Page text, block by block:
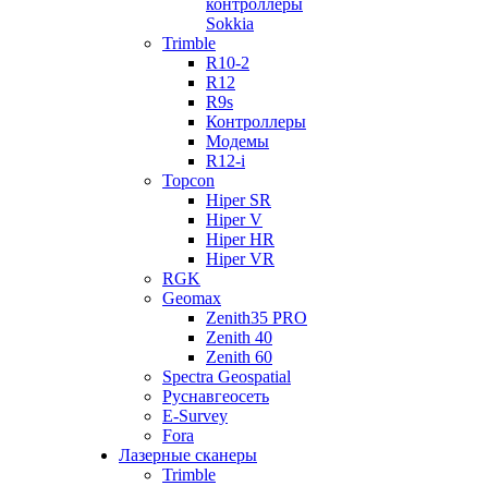
контроллеры
Sokkia
Trimble
R10-2
R12
R9s
Контроллеры
Модемы
R12-i
Topcon
Hiper SR
Hiper V
Hiper HR
Hiper VR
RGK
Geomax
Zenith35 PRO
Zenith 40
Zenith 60
Spectra Geospatial
Руснавгеосеть
E-Survey
Fora
Лазерные сканеры
Trimble